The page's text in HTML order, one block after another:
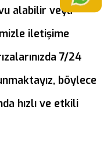
alabilir veya
iletişime
7/24
böylece
hızlı ve etkili